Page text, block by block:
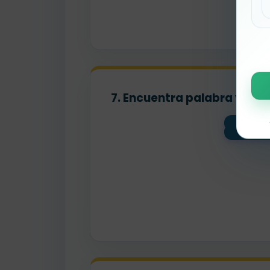
7. Encuentra palabra y